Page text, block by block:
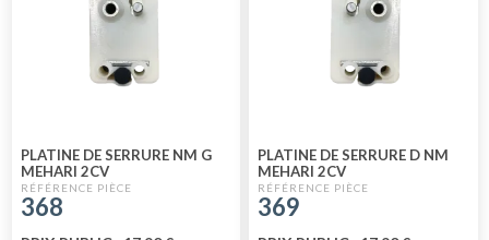
PLATINE DE SERRURE NM G
MEHARI 2CV
368
PLATINE DE SERRURE D NM
MEHARI 2CV
369